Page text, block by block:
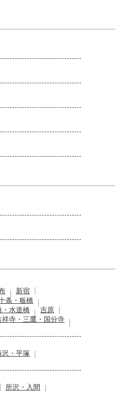
新宿
条・板橋
水道橋
吉原
祥寺・三鷹・国分寺
沢・平塚
所沢・入間